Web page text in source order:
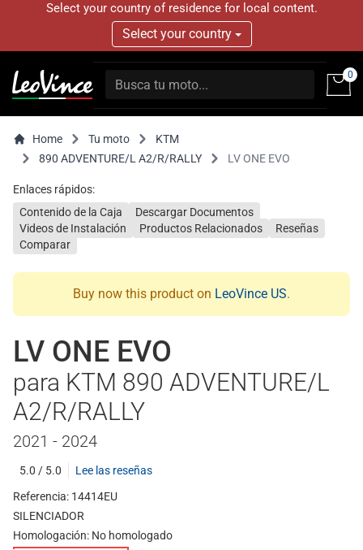
Select your country of residence for local content.
Select your country
0
Home Tu moto
KTM
890 ADVENTURE/L A2/R/RALLY
LV ONE EVO
Enlaces rápidos:
Contenido de la Caja
Descargar Documentos
Videos de Instalación
Productos Relacionados
Reseñas
Comparar
Buy now this product on LeoVince US.
LV ONE EVO
para KTM 890 ADVENTURE/L
A2/R/RALLY
2021 - 2024
5.0 / 5.0
Lee las reseñas
Referencia: 14414EU
SILENCIADOR
Homologación: No homologado